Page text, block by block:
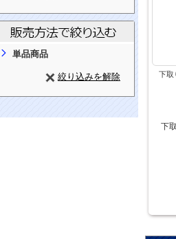
単品商品
絞り込みを解除
下取
下